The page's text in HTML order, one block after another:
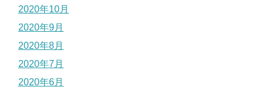
2020年10月
2020年9月
2020年8月
2020年7月
2020年6月